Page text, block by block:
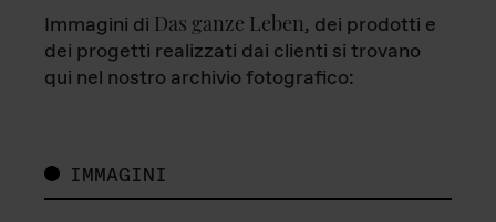
Immagini di Das ganze Leben, dei prodotti e
dei progetti realizzati dai clienti si trovano
qui nel nostro archivio fotografico:
IMMAGINI